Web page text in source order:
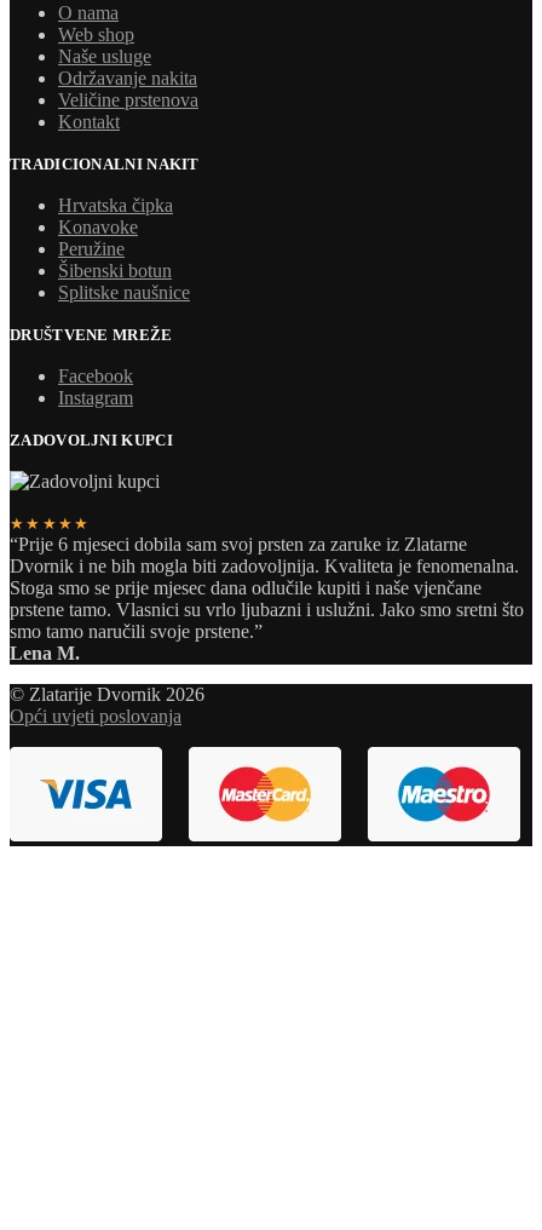
O nama
Web shop
Naše usluge
Održavanje nakita
Veličine prstenova
Kontakt
TRADICIONALNI NAKIT
Hrvatska čipka
Konavoke
Peružine
Šibenski botun
Splitske naušnice
DRUŠTVENE MREŽE
Facebook
Instagram
ZADOVOLJNI KUPCI
★★★★★
“Prije 6 mjeseci dobila sam svoj prsten za zaruke iz Zlatarne
Dvornik i ne bih mogla biti zadovoljnija. Kvaliteta je fenomenalna.
Stoga smo se prije mjesec dana odlučile kupiti i naše vjenčane
prstene tamo. Vlasnici su vrlo ljubazni i uslužni. Jako smo sretni što
smo tamo naručili svoje prstene.”
Lena M.
© Zlatarije Dvornik 2026
Opći uvjeti poslovanja